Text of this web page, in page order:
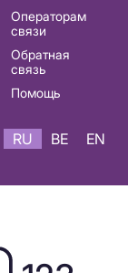
Операторам
связи
Обратная
связь
Помощь
RU BE EN